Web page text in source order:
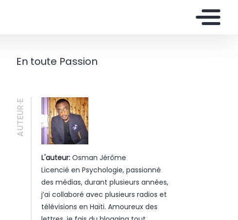
En toute Passion
AUTEUR·E
L'auteur:Osman Jérôme
Licencié en Psychologie, passionné
des médias, durant plusieurs années,
j’ai collaboré avec plusieurs radios et
télévisions en Haïti. Amoureux des